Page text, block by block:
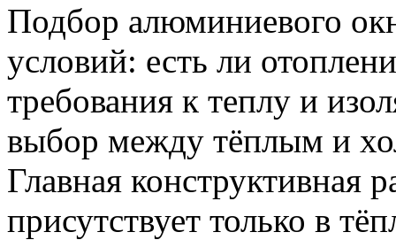
Подбор алюминиевого
условий: есть ли
требования к теплу и
выбор между тёплым и
Главная конструктивная
присутствует только в